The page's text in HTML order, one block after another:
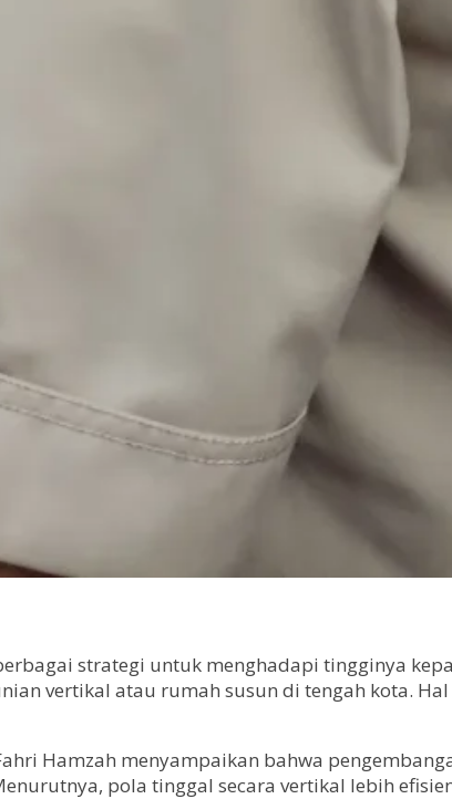
strategi untuk menghadapi tingginya
vertikal atau rumah susun di tengah kota.
Hamzah menyampaikan bahwa
pola tinggal secara vertikal lebih